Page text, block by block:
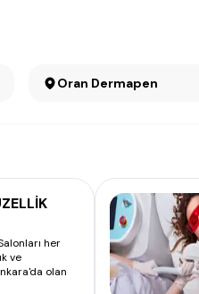
Oran Dermapen
her
ve
olan